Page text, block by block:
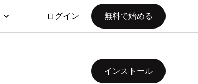
ログイン 無料で始める
インストール